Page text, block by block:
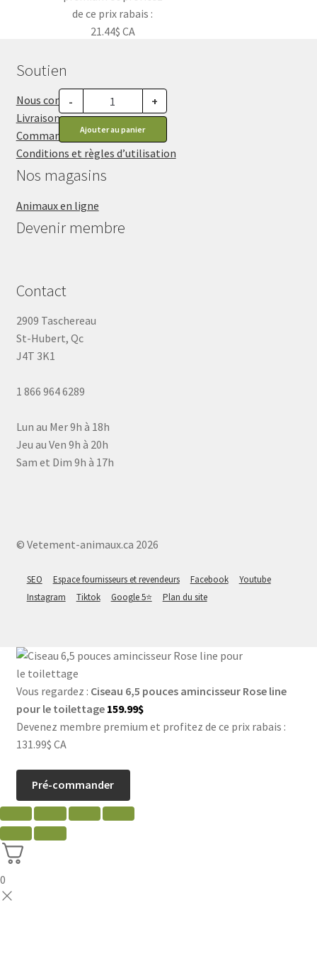
de ce prix rabais :
21.44$ CA
- +
Ajouter au panier
Soutien
Nous contacter
Livraisons
Commandes et retours
Conditions et règles d’utilisation
Nos magasins
Animaux en ligne
Devenir membre
Contact
2909 Taschereau
St-Hubert, Qc
J4T 3K1
1 866 964 6289
Lun au Mer 9h à 18h
Jeu au Ven 9h à 20h
Sam et Dim 9h à 17h
© Vetement-animaux.ca 2026
SEO Espace fournisseurs et revendeurs Facebook
Youtube
Instagram
Tiktok Google 5⭐ Plan du site
Vous regardez : Ciseau 6,5 pouces amincisseur Rose line
pour le toilettage 159.99$
Devenez membre premium et profitez de ce prix rabais :
131.99$ CA
Pré-commander
0